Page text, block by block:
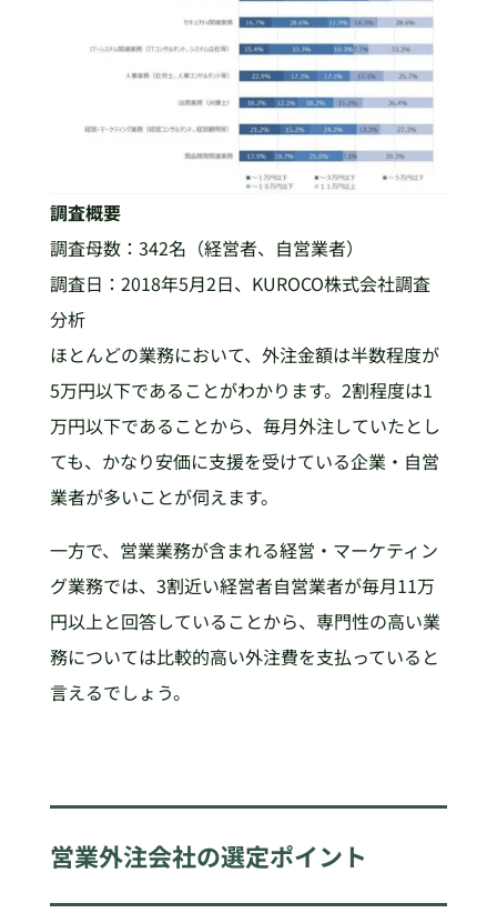
調査概要
調査母数：342名（経営者、自営業者）
調査日：2018年5月2日、KUROCO株式会社調査
分析
ほとんどの業務において、外注金額は半数程度が
5万円以下であることがわかります。2割程度は1
万円以下であることから、毎月外注していたとし
ても、かなり安価に支援を受けている企業・自営
業者が多いことが伺えます。
一方で、営業業務が含まれる経営・マーケティン
グ業務では、3割近い経営者自営業者が毎月11万
円以上と回答していることから、専門性の高い業
務については比較的高い外注費を支払っていると
言えるでしょう。
営業外注会社の選定ポイント